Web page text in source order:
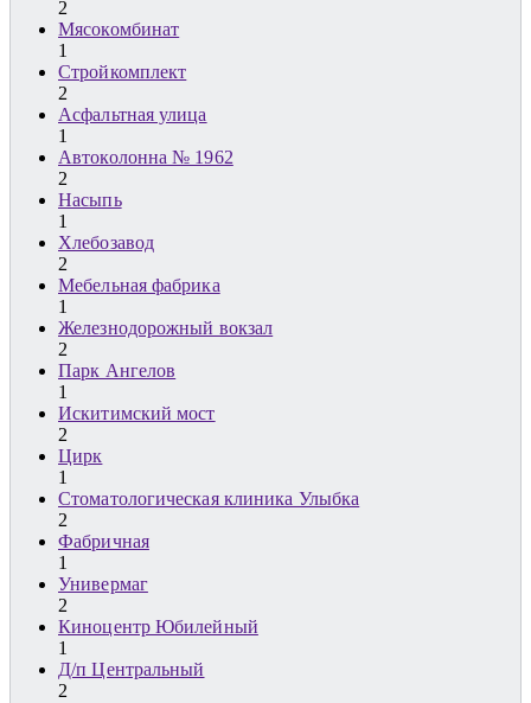
2
Мясокомбинат
1
Стройкомплект
2
Асфальтная улица
1
Автоколонна № 1962
2
Насыпь
1
Хлебозавод
2
Мебельная фабрика
1
Железнодорожный вокзал
2
Парк Ангелов
1
Искитимский мост
2
Цирк
1
Стоматологическая клиника Улыбка
2
Фабричная
1
Универмаг
2
Киноцентр Юбилейный
1
Д/п Центральный
2